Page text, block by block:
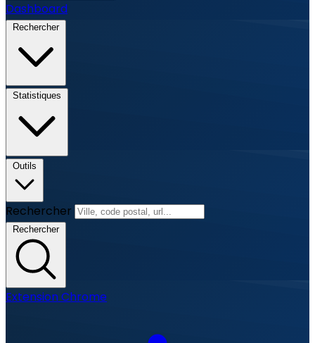
Dashboard
Rechercher
Statistiques
Outils
Rechercher
Rechercher
Extension Chrome